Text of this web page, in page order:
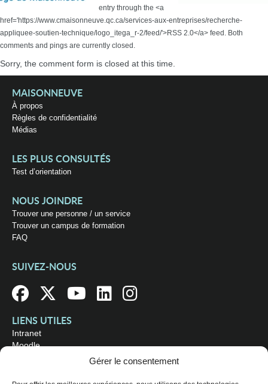
Gérer le consentement
entry through the <a
href='https://www.cmaisonneuve.qc.ca/services-aux-entreprises/recherche-
appliquee-soutien-technique/logo_itega_r-2/feed/'>RSS 2.0</a> feed. Both
comments and pings are currently closed.
Sorry, the comment form is closed at this time.
MAISONNEUVE
À propos
Règles de confidentialité
Médias
LES PLUS CONSULTÉS
Test d’orientation
NOUS JOINDRE
Trouver une personne / un service
Trouver un campus de formation
FAQ
SUIVEZ-NOUS
LIENS UTILES
Intranet
Moodle